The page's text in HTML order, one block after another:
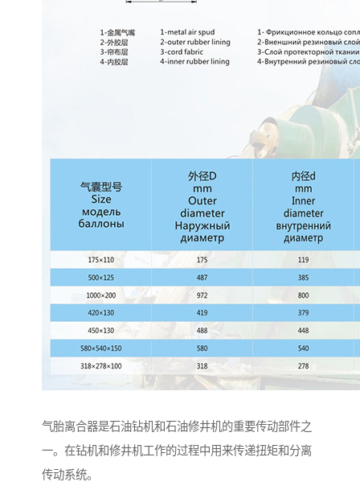
气胎离合器是石油钻机和石油修井机的重要传动部件之
一。在钻机和修井机工作的过程中用来传递扭矩和分离
传动系统。